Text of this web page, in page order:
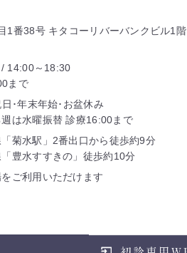
1番38号 キタコーリバーバンクビル1階
14:00～18:30
まで
･年末年始･お盆休み
は水曜振替 診療16:00まで
菊水駅」2番出口から徒歩約9分
豊水すすきの」徒歩約10分
ご利用いただけます